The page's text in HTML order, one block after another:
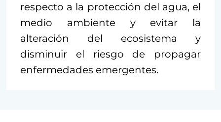
respecto a la protección del agua, el
medio ambiente y evitar la
alteración del ecosistema y
disminuir el riesgo de propagar
enfermedades emergentes.